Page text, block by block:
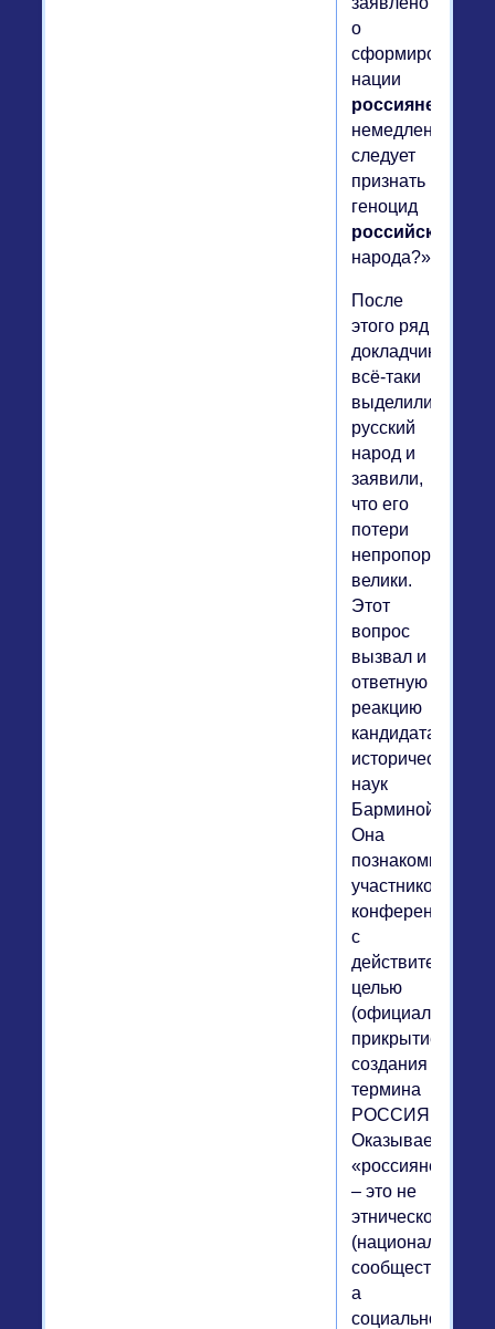
о
нации
россияне
немедленно
следует
признать
геноцид
российского
народа?»
После
этого ряд
докладчиков
всё-таки
выделили
русский
народ и
заявили,
что его
потери
велики.
Этот
вопрос
вызвал и
ответную
реакцию
кандидата
исторических
наук
Барминой.
Она
познакомила
участников
конференции
с
действительной
целью
(официальным
прикрытием)
создания
термина
РОССИЯНЕ.
Оказывается
«россияне»
– это не
этническое
(национальное)
сообщество,
а
социально-